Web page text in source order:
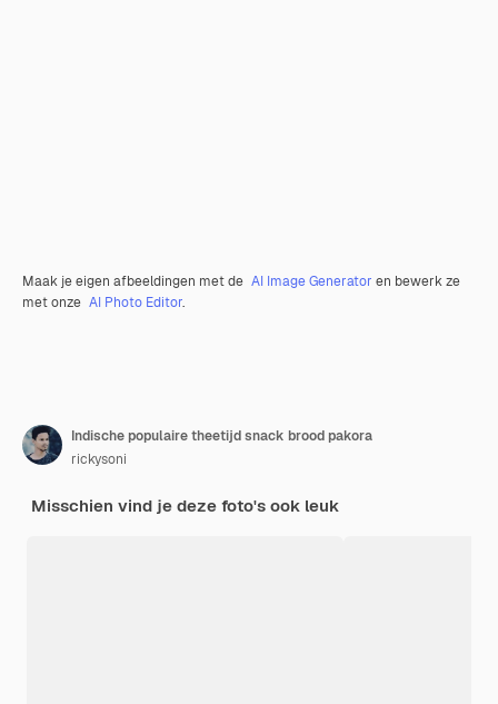
Maak je eigen afbeeldingen met de AI Image Generator en bewerk ze
met onze AI Photo Editor.
Indische populaire theetijd snack brood pakora
rickysoni
Misschien vind je deze foto's ook leuk